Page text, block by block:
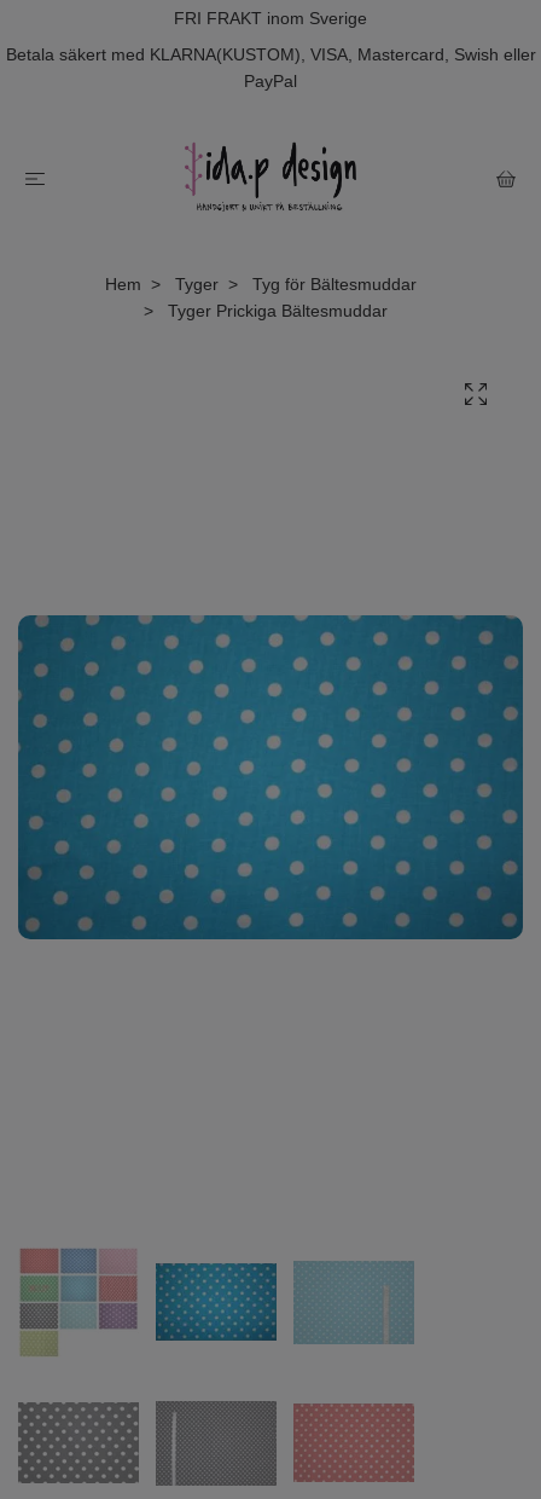
FRI FRAKT inom Sverige
Betala säkert med KLARNA(KUSTOM), VISA, Mastercard, Swish eller
PayPal
Hem Tyger
Tyg för Bältesmuddar
Tyger Prickiga Bältesmuddar